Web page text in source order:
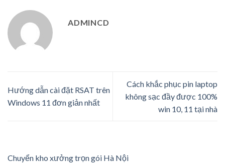
ADMINCD
Hướng dẫn cài đặt RSAT trên
Windows 11 đơn giản nhất
Cách khắc phục pin laptop
không sạc đầy được 100%
win 10, 11 tại nhà
Chuyển kho xưởng trọn gói Hà Nội